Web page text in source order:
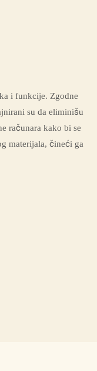
i funkcije. Zgodne
su da eliminišu
računara kako bi se
materijala, čineći ga